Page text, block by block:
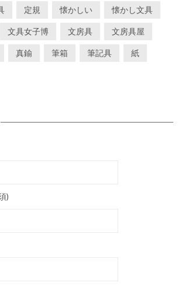
定規 懐かしい 懐かし文具
文具女子博 文房具 文房具屋
真鍮 筆箱 筆記具 紙
)